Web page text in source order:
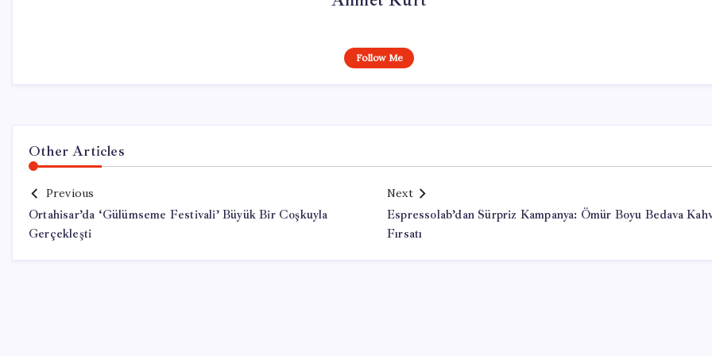
Follow Me
Other Articles
Previous
Ortahisar’da ‘Gülümseme Festivali’ Büyük Bir Coşkuyla
Gerçekleşti
Next
Espressolab’dan Sürpriz Kampanya: Ömür Boyu Bedava
Fırsatı